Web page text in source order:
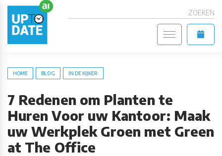
ZOEKEN
HOME BLOG IN DE KIJKER
7 Redenen om Planten te
Huren Voor uw Kantoor: Maak
uw Werkplek Groen met Green
at The Office